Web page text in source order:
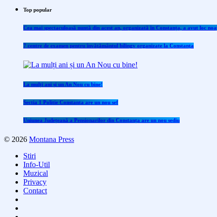
Top popular
Cea mai spectaculoasă nuntă din acest an, organizată în Constanța, a avut loc
7 centre de examen pentru învăţământul bilingv organizate la Constanţa
La mulți ani și un An Nou cu bine!
Sectia 1 Politie Constanta are un nou sef
Uniunea Județeană a Pensionarilor din Constanța are un nou sediu
© 2026 Montana Press
Stiri
Info-Util
Muzical
Privacy
Contact